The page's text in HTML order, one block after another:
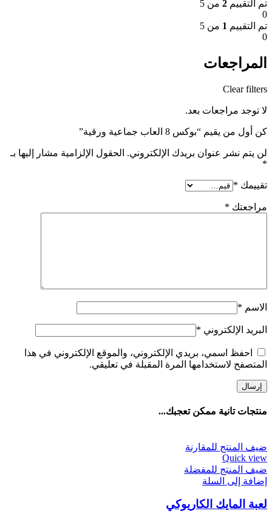
تم التقييم 2 من 5
0
تم التقييم 1 من 5
0
المراجعات
Clear filters
لا توجد مراجعات بعد.
كن أول من يقيم “بوكس 8 العاب جماعية ورقية”
لن يتم نشر عنوان بريدك الإلكتروني. الحقول الإلزامية مشار إليها بـ
*
تقييمك *
مراجعتك *
الاسم *
البريد الإلكتروني *
احفظ اسمي، بريدي الإلكتروني، والموقع الإلكتروني في هذا
المتصفح لاستخدامها المرة المقبلة في تعليقي.
منتجات تانية ممكن تعجبك...
ضيف المنتج للمقارنة
Quick view
ضيف المنتج للمفضلة
إضافة إلى السلة
لعبة المايك الكاريوكي